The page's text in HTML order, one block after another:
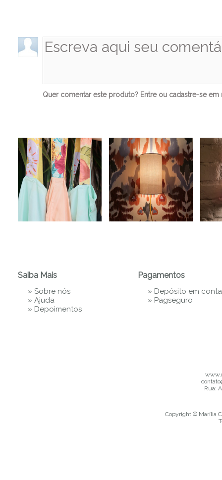
Quer comentar este produto? Entreou cadastre-seem
Saiba Mais
» Sobre nós
» Ajuda
» Depoimentos
Pagamentos
» Depósito em conta
» Pagseguro
Rua:
Copyright © Marília